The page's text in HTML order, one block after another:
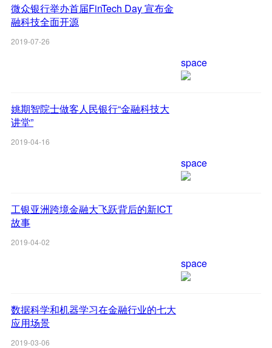
space
微众银行举办首届FinTech Day 宣布金
融科技全面开源
2019-07-26
space
姚期智院士做客人民银行“金融科技大
讲堂”
2019-04-16
space
工银亚洲跨境金融大飞跃背后的新ICT
故事
2019-04-02
数据科学和机器学习在金融行业的七大
应用场景
2019-03-06